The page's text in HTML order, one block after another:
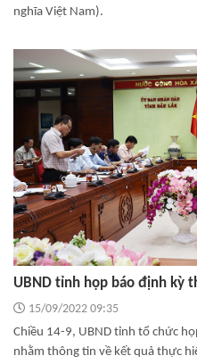
nghĩa Việt Nam).
UBND tỉnh họp báo định kỳ
15/09/2022 09:35
Chiều 14-9, UBND tỉnh tổ chức
nhằm thông tin về kết quả thực